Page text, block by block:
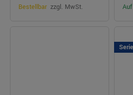
Bestellbar zzgl. MwSt.
Serie